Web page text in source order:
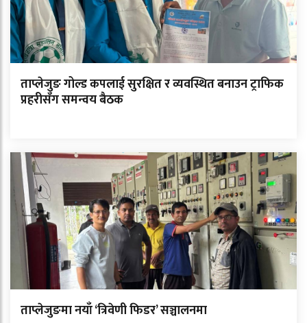
ताप्लेजुङ गोल्ड कपलाई सुरक्षित र व्यवस्थित बनाउन ट्राफिक
प्रहरीसँग समन्वय बैठक
ताप्लेजुङमा नयाँ ‘त्रिवेणी फिडर’ सञ्चालनमा